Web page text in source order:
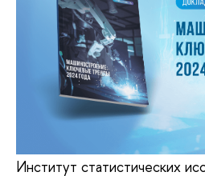
Институт статистических